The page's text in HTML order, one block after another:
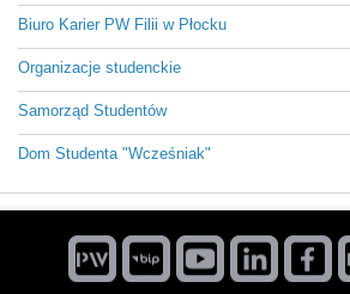
Biuro Karier PW Filii w Płocku
Organizacje studenckie
Samorząd Studentów
Dom Studenta "Wcześniak"